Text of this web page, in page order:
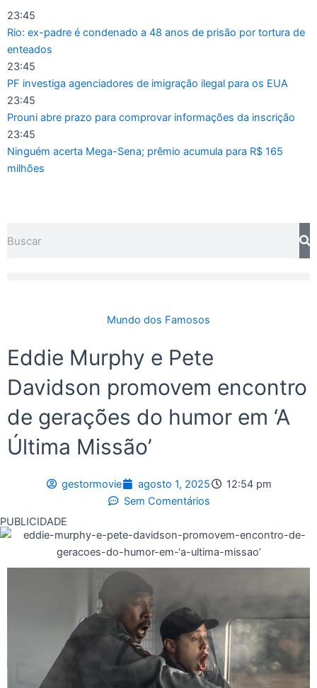
23:45
Rio: ex-padre é condenado a 48 anos de prisão por tortura de
enteados
23:45
PF investiga agenciadores de imigração ilegal para os EUA
23:45
Prouni abre prazo para comprovar informações da inscrição
23:45
Ninguém acerta Mega-Sena; prêmio acumula para R$ 165
milhões
Mundo dos Famosos
Eddie Murphy e Pete
Davidson promovem encontro
de gerações do humor em ‘A
Última Missão’
gestormovie agosto 1, 2025
12:54 pm
Sem Comentários
PUBLICIDADE